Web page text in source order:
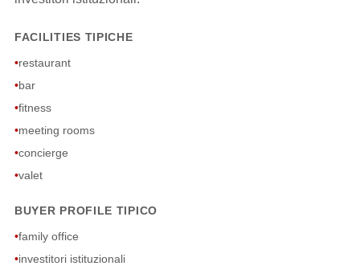
FACILITIES TIPICHE
•restaurant
•bar
•fitness
•meeting rooms
•concierge
•valet
BUYER PROFILE TIPICO
•family office
•investitori istituzionali